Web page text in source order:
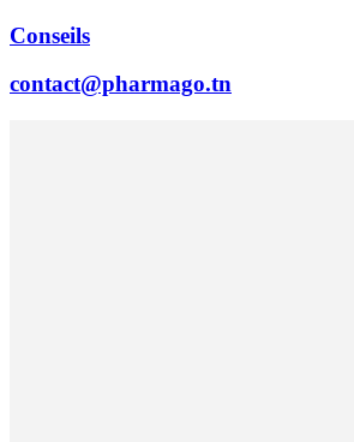
Conseils
contact@pharmago.tn